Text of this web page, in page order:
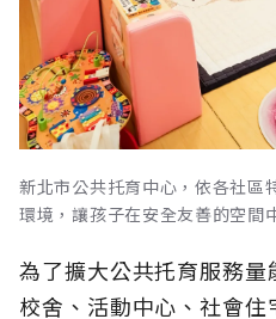
新北市公共托育中心，依各社區
環境，讓孩子在安全友善的空間
為了擴大公共托育服務
校舍、活動中心、社會